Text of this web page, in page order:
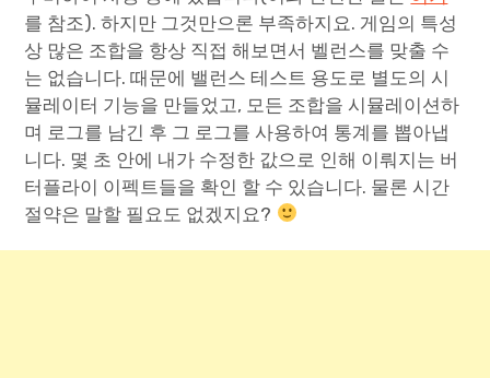
를 참조). 하지만 그것만으론 부족하지요. 게임의 특성
상 많은 조합을 항상 직접 해보면서 벨런스를 맞출 수
는 없습니다. 때문에 밸런스 테스트 용도로 별도의 시
뮬레이터 기능을 만들었고, 모든 조합을 시뮬레이션하
며 로그를 남긴 후 그 로그를 사용하여 통계를 뽑아냅
니다. 몇 초 안에 내가 수정한 값으로 인해 이뤄지는 버
터플라이 이펙트들을 확인 할 수 있습니다. 물론 시간
절약은 말할 필요도 없겠지요?